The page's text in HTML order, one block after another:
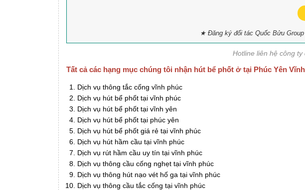
★ Đăng ký đối tác Quốc Bửu
Hotline liên hệ công
Tất cả các hạng mục chúng tôi nhận hút bể phốt ở tại Phúc Yên
Dịch vụ thông tắc cống vĩnh phúc
Dịch vụ hút bể phốt tại vĩnh phúc
Dịch vụ hút bể phốt tại vĩnh yên
Dịch vụ hút bể phốt tại phúc yên
Dịch vụ hút bể phốt giá rẻ tại vĩnh phúc
Dịch vụ hút hầm cầu tại vĩnh phúc
Dịch vụ rút hầm cầu uy tín tại vĩnh phúc
Dịch vụ thông cầu cống nghẹt tại vĩnh phúc
Dịch vụ thông hút nạo vét hố ga tại vĩnh phúc
Dịch vụ thông cầu tắc cống tại vĩnh phúc